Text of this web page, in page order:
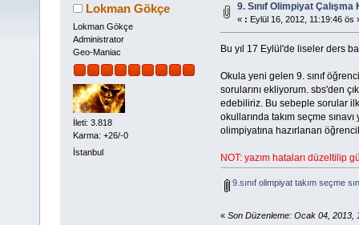
Lokman Gökçe
Lokman Gökçe
Administrator
Geo-Maniac
İleti: 3.818
Karma: +26/-0
İstanbul
9. Sınıf Olimpiyat Çalışma
« : Eylül 16, 2012, 11:19:46 ös
Bu yıl 17 Eylül'de liseler ders
Okula yeni gelen 9. sınıf
sorularını ekliyorum. sbs'den
edebiliriz. Bu sebeple sorular
okullarında takım seçme
olimpiyatına hazırlanan
NOT: yazım hataları düzeltilip
9.sınıf olimpiyat takım seçme
« Son Düzenleme: Ocak 04,